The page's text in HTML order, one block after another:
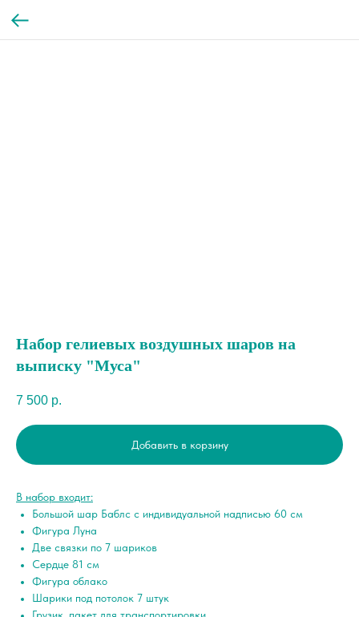
Набор гелиевых воздушных шаров на
выписку "Муса"
7 500 р.
Добавить в корзину
В набор входит:
Большой шар Баблс с индивидуальной надписью 60 см
Фигура Луна
Две связки по 7 шариков
Сердце 81 см
Фигура облако
Шарики под потолок 7 штук